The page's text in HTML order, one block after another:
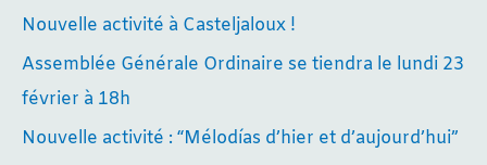
Nouvelle activité à Casteljaloux !
Assemblée Générale Ordinaire se tiendra le lundi 23
février à 18h
Nouvelle activité : “Mélodías d’hier et d’aujourd’hui”